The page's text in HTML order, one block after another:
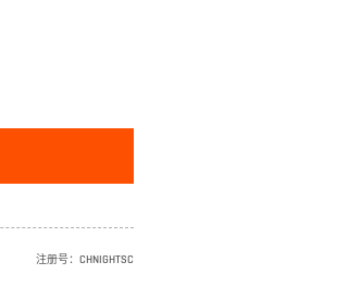
注册号：CHNIGHTSC